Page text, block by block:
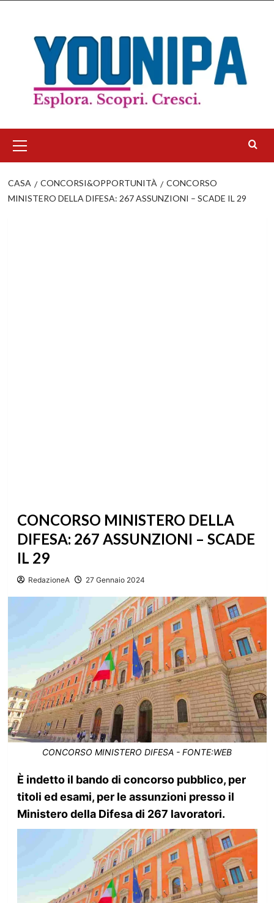
contenuto
principale
CASA CONCORSI&OPPORTUNITÀ
CONCORSO
MINISTERO DELLA DIFESA: 267 ASSUNZIONI – SCADE IL 29
CONCORSO MINISTERO DELLA
DIFESA: 267 ASSUNZIONI – SCADE
IL 29
RedazioneA 27 Gennaio 2024
CONCORSO MINISTERO DIFESA - FONTE:WEB
È indetto il bando di concorso pubblico, per
titoli ed esami, per le assunzioni presso il
Ministero della Difesa di 267 lavoratori.